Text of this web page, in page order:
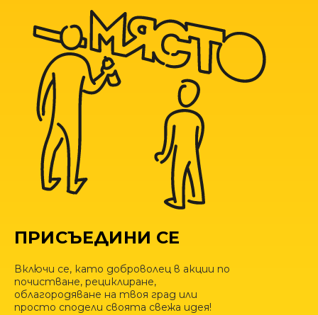
ПРИСЪЕДИНИ СЕ
Включи се, като доброволец в акции по
почистване, рециклиране,
облагородяване на твоя град или
просто сподели своята свежа идея!